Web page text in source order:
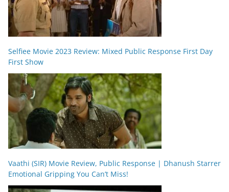
Selfiee Movie 2023 Review: Mixed Public Response First Day
First Show
Vaathi (SIR) Movie Review, Public Response | Dhanush Starrer
Emotional Gripping You Can’t Miss!